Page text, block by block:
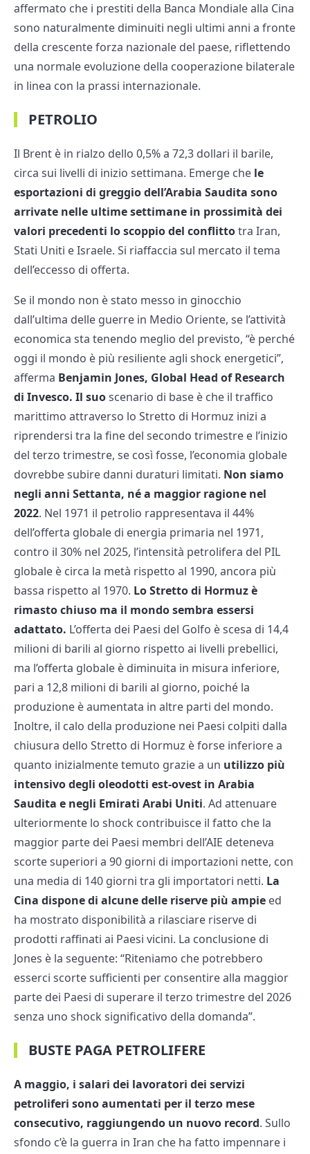
affermato che i prestiti della Banca Mondiale alla Cina
sono naturalmente diminuiti negli ultimi anni a fronte
della crescente forza nazionale del paese, riflettendo
una normale evoluzione della cooperazione bilaterale
in linea con la prassi internazionale.
PETROLIO
Il Brent è in rialzo dello 0,5% a 72,3 dollari il barile,
circa sui livelli di inizio settimana. Emerge che le
esportazioni di greggio dell’Arabia Saudita sono
arrivate nelle ultime settimane in prossimità dei
valori precedenti lo scoppio del conflittotra Iran,
Stati Uniti e Israele. Si riaffaccia sul mercato il tema
dell’eccesso di offerta.
Se il mondo non è stato messo in ginocchio
dall’ultima delle guerre in Medio Oriente, se l’attività
economica sta tenendo meglio del previsto, “è perché
oggi il mondo è più resiliente agli shock energetici”,
afferma Benjamin Jones, Global Head of Research
di Invesco. Il suoscenario di base è che il traffico
marittimo attraverso lo Stretto di Hormuz inizi a
riprendersi tra la fine del secondo trimestre e l’inizio
del terzo trimestre, se così fosse, l’economia globale
dovrebbe subire danni duraturi limitati. Non siamo
negli anni Settanta, né a maggior ragione nel
2022. Nel 1971 il petrolio rappresentava il 44%
dell’offerta globale di energia primaria nel 1971,
contro il 30% nel 2025, l’intensità petrolifera del PIL
globale è circa la metà rispetto al 1990, ancora più
bassa rispetto al 1970. Lo Stretto di Hormuz è
rimasto chiuso ma il mondo sembra essersi
adattato. L’offerta dei Paesi del Golfo è scesa di 14,4
milioni di barili al giorno rispetto ai livelli prebellici,
ma l’offerta globale è diminuita in misura inferiore,
pari a 12,8 milioni di barili al giorno, poiché la
produzione è aumentata in altre parti del mondo.
Inoltre, il calo della produzione nei Paesi colpiti dalla
chiusura dello Stretto di Hormuz è forse inferiore a
quanto inizialmente temuto grazie a un utilizzo più
intensivo degli oleodotti est-ovest in Arabia
Saudita e negli Emirati Arabi Uniti. Ad attenuare
ulteriormente lo shock contribuisce il fatto che la
maggior parte dei Paesi membri dell’AIE deteneva
scorte superiori a 90 giorni di importazioni nette, con
una media di 140 giorni tra gli importatori netti. La
Cina dispone di alcune delle riserve più ampie ed
ha mostrato disponibilità a rilasciare riserve di
prodotti raffinati ai Paesi vicini. La conclusione di
Jones è la seguente: “Riteniamo che potrebbero
esserci scorte sufficienti per consentire alla maggior
parte dei Paesi di superare il terzo trimestre del 2026
senza uno shock significativo della domanda”.
BUSTE PAGA PETROLIFERE
A maggio, i salari dei lavoratori dei servizi
petroliferi sono aumentati per il terzo mese
consecutivo, raggiungendo un nuovo record. Sullo
sfondo c’è la guerra in Iran che ha fatto impennare i